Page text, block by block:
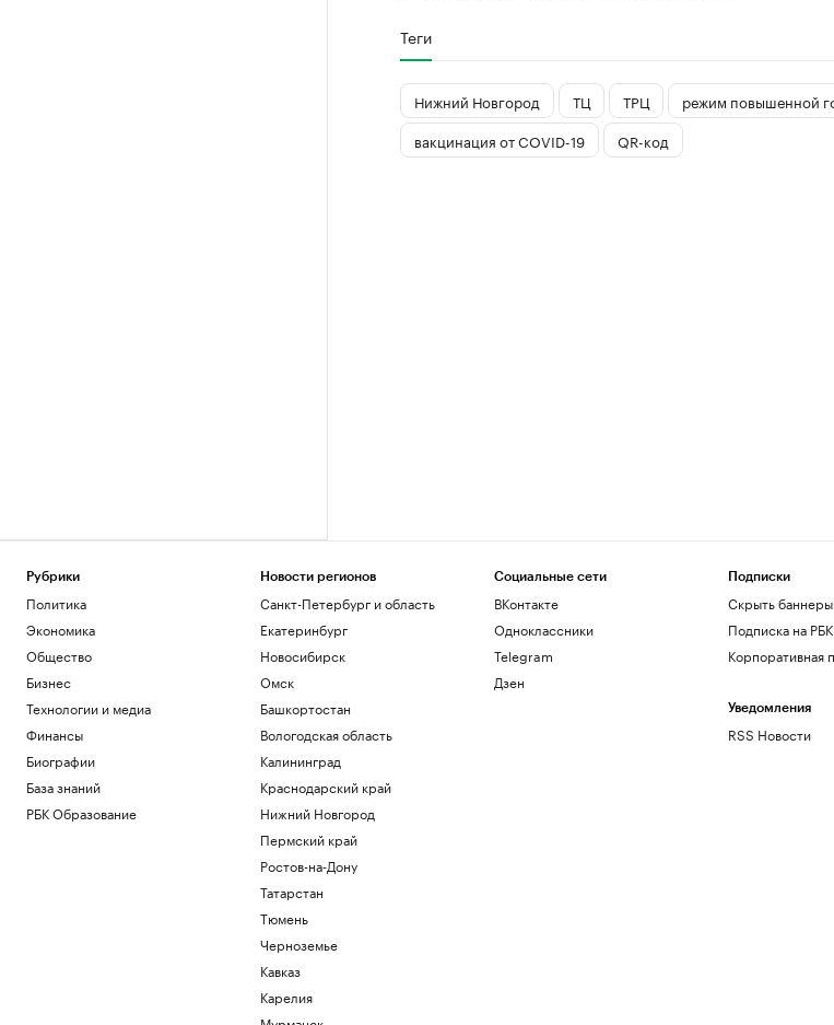
Теги
Нижний Новгород ТЦ ТРЦ
режим повышенной
вакцинация от COVID-19
QR-код
Рубрики
Политика
Экономика
Общество
Бизнес
Технологии и медиа
Финансы
Биографии
База знаний
РБК Образование
Новости регионов
Санкт-Петербург и область
Екатеринбург
Новосибирск
Омск
Башкортостан
Вологодская область
Калининград
Краснодарский край
Нижний Новгород
Пермский край
Ростов-на-Дону
Татарстан
Тюмень
Черноземье
Кавказ
Карелия
Социальные сети
ВКонтакте
Одноклассники
Telegram
Дзен
Подписки
Скрыть
Подписка на РБК
Корпоративная
Уведомления
RSS Новости